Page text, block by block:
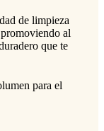
de limpieza
al
que te
para el